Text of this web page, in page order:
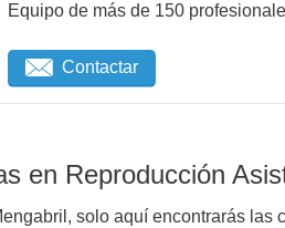
Equipo de más de 150
Contactar
en Reproducción
solo aquí encontrarás